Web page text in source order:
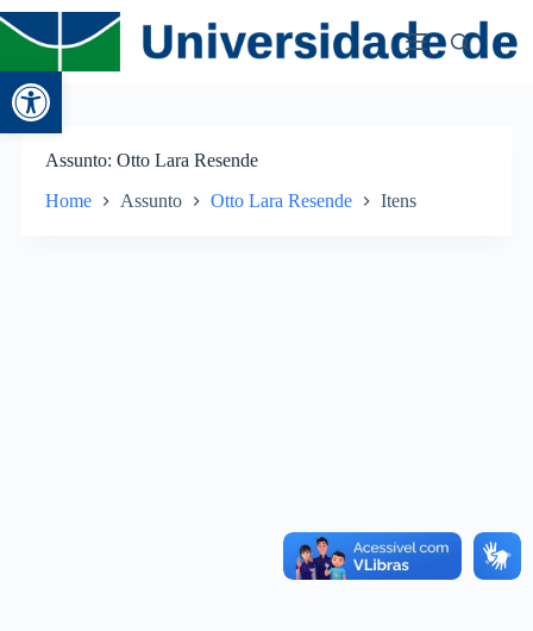
Abrir a barra de ferramentas
Assunto Otto Lara Resende
Home Assunto Otto Lara Resende Itens